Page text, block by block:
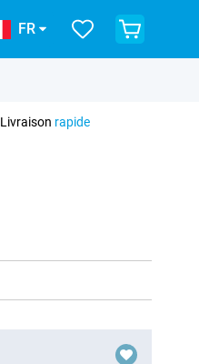
FR
Livraison rapide